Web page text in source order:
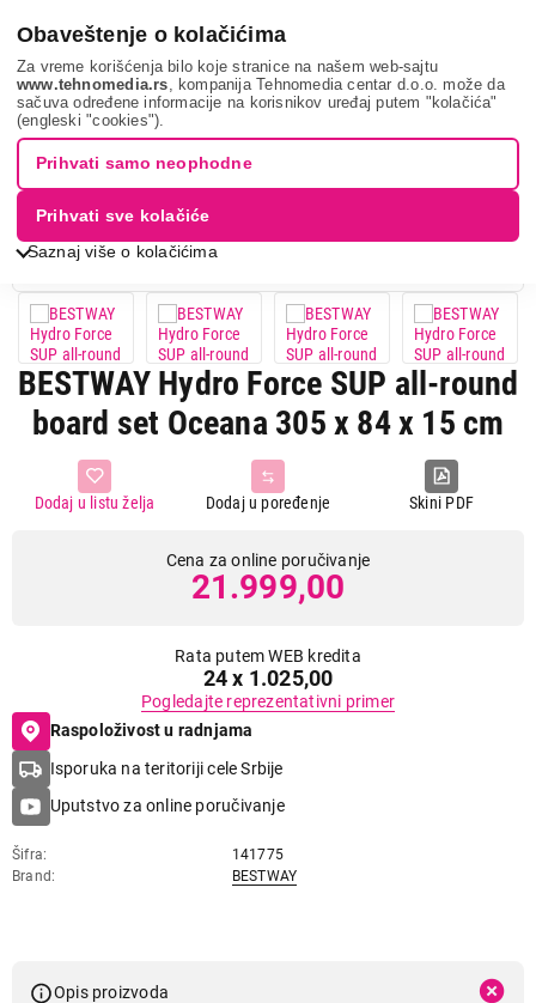
Obaveštenje o kolačićima
Za vreme korišćenja bilo koje stranice na našem web-sajtu
www.tehnomedia.rs , kompanija Tehnomedia centar d.o.o. može da
sačuva određene informacije na korisnikov uređaj putem "kolačića"
(engleski "cookies").
Saznaj više o kolačićima
Prihvati samo neophodne
Prihvati sve kolačiće
Sport i putovanje Trening i rekreacija Bazeni
Bestway
hydro f...
BESTWAY Hydro Force SUP all-round
board set Oceana 305 x 84 x 15 cm
Skini PDF
Dodaj u poređenje
Dodaj u listu želja
Cena za online poručivanje
21.999,00
Rata putem WEB kredita
24 x 1.025,00
Pogledajte reprezentativni primer
Raspoloživost u radnjama
Isporuka na teritoriji cele Srbije
Uputstvo za online poručivanje
Šifra
141775
Brand
BESTWAY
Opis proizvoda